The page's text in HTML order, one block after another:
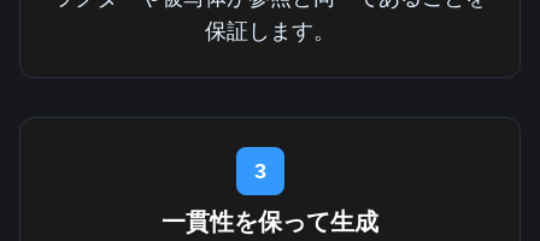
保証します。
3
一貫性を保って生成